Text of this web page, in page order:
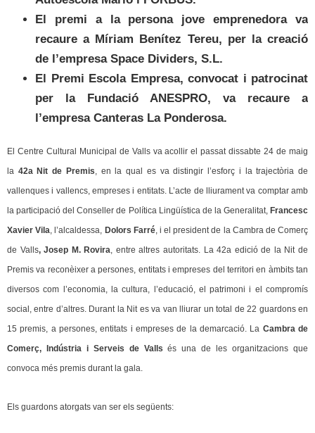
El premi a la persona jove emprenedora va
recaure a Míriam Benítez Tereu, per la creació
de l’empresa Space Dividers, S.L.
El Premi Escola Empresa, convocat i patrocinat
per la Fundació ANESPRO, va recaure a
l’empresa Canteras La Ponderosa.
El Centre Cultural Municipal de Valls va acollir el passat dissabte 24 de maig
la 42a Nit de Premis, en la qual es va distingir l’esforç i la trajectòria de
vallenques i vallencs, empreses i entitats. L’acte de lliurament va comptar amb
la participació del Conseller de Política Lingüística de la Generalitat, Francesc
Xavier Vila, l’alcaldessa, Dolors Farré, i el president de la Cambra de Comerç
de Valls, Josep M. Rovira, entre altres autoritats. La 42a edició de la Nit de
Premis va reconèixer a persones, entitats i empreses del territori en àmbits tan
diversos com l’economia, la cultura, l’educació, el patrimoni i el compromís
social, entre d’altres. Durant la Nit es va van lliurar un total de 22 guardons en
15 premis, a persones, entitats i empreses de la demarcació. La Cambra de
Comerç, Indústria i Serveis de Valls és una de les organitzacions que
convoca més premis durant la gala.
Els guardons atorgats van ser els següents: